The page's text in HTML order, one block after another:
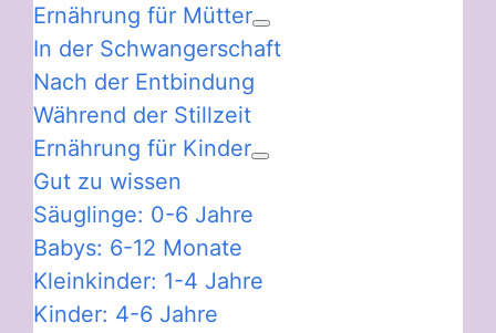
Ernährung für Mütter
In der Schwangerschaft
Nach der Entbindung
Während der Stillzeit
Ernährung für Kinder
Gut zu wissen
Säuglinge: 0-6 Jahre
Babys: 6-12 Monate
Kleinkinder: 1-4 Jahre
Kinder: 4-6 Jahre